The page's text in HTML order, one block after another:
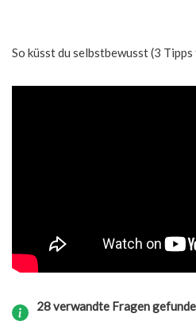
So küsst du selbstbewusst (3
28 verwandte Fragen